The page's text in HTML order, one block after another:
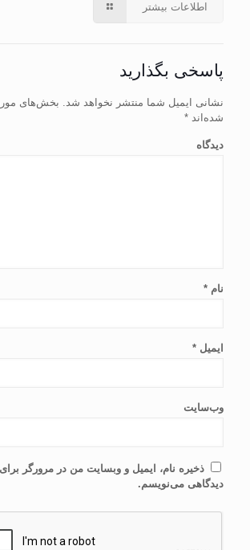
اطلاعات بیشتر
پاسخی بگذارید
نشانی ایمیل شما منتشر نخواهد شد. بخش‌های
شده‌اند *
دیدگاه
نام *
ایمیل *
وب‌سایت
ذخیره نام، ایمیل و وبسایت من در مرورگر
دیدگاهی می‌نویسم.